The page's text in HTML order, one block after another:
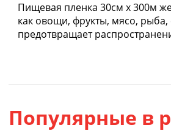
Пищевая пленка 30см х 300м
как овощи, фрукты, мясо, рыба,
предотвращает
Популярные в